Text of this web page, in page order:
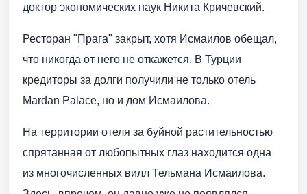
доктор экономических наук Никита Кричевский.
Ресторан "Прага" закрыт, хотя Исмаилов обещал,
что никогда от него не откажется. В Турции
кредиторы за долги получили не только отель
Mardan Palace, но и дом Исмаилова.
На территории отеля за буйной растительностью
спрятанная от любопытных глаз находится одна
из многочисленных вилл Тельмана Исмаилова.